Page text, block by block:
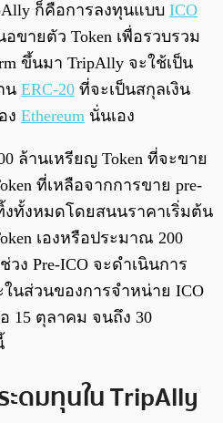
ก็คือการลงทุนแบบ ICO
ขายตัว Token เพื่อรวบรวม
ขึ้นมา TripAlly จะใช้เป็น
น ERC-20 ที่จะเป็นสกุลเงิน
ง Ethereum นั่นเอง
ล้านเหรียญ Token ที่จะขาย
ที่เหลือจากการขาย pre-
งทั้งหมดโดยสนนราคาเริ่มต้น
เองหรือประมาณ 200
วง Pre-ICO จะดำเนินการ
นส่วนของการจำหน่าย ICO
15 ตุลาคม จนถึง 30
ะดมทุนใน TripAlly